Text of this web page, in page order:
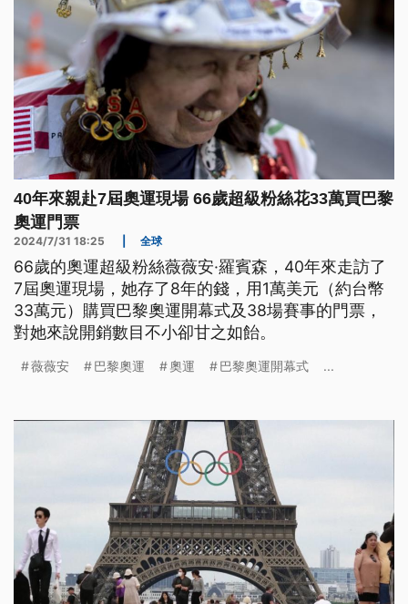
40年來親赴7屆奧運現場 66歲超級粉絲花33萬買巴黎
奧運門票
2024/7/31 18:25 全球
66歲的奧運超級粉絲薇薇安·羅賓森，40年來走訪了
7屆奧運現場，她存了8年的錢，用1萬美元（約台幣
33萬元）購買巴黎奧運開幕式及38場賽事的門票，
對她來說開銷數目不小卻甘之如飴。
薇薇安 巴黎奧運 奧運 巴黎奧運開幕式 ...